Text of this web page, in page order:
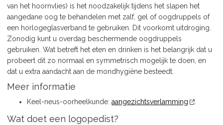
van het hoornvlies) is het noodzakelijk tijdens het slapen het
aangedane oog te behandelen met zalf, gel of oogdruppels of
een horlogeglasverband te gebruiken. Dit voorkomt uitdroging.
Zonodig kunt u overdag beschermende oogdruppels
gebruiken. Wat betreft het eten en drinken is het belangrijk dat u
probeert dit zo normaal en symmetrisch mogelijk te doen, en
dat u extra aandacht aan de mondhygiëne besteedt.
Meer informatie
Keel-neus-oorheelkunde: aangezichtsverlamming .
Wat doet een logopedist?